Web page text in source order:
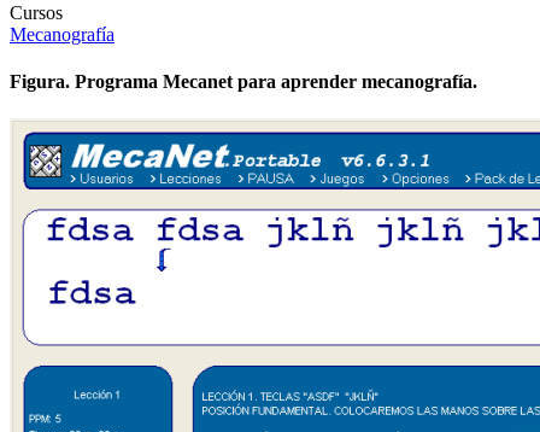
Cursos
Mecanografía
Figura. Programa Mecanet para aprender mecanografía.